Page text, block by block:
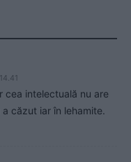
cea intelectuală nu are
căzut iar în lehamite.